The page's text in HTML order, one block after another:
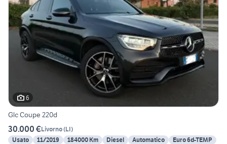
6
Glc Coupe 220d
30.000 €Livorno(LI)
Usato
11/2019 184000 Km Diesel Automatico Euro 6d-TEMP